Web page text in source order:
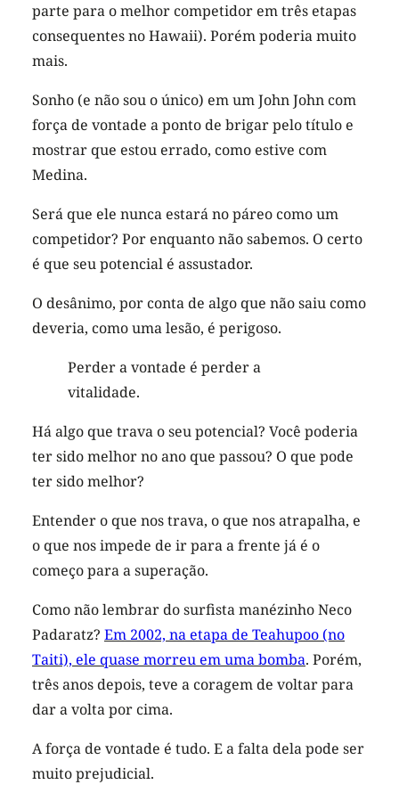
parte para o melhor competidor em três etapas
consequentes no Hawaii). Porém poderia muito
mais.
Sonho (e não sou o único) em um John John com
força de vontade a ponto de brigar pelo título e
mostrar que estou errado, como estive com
Medina.
Será que ele nunca estará no páreo como um
competidor? Por enquanto não sabemos. O certo
é que seu potencial é assustador.
O desânimo, por conta de algo que não saiu como
deveria, como uma lesão, é perigoso.
Perder a vontade é perder a
vitalidade.
Há algo que trava o seu potencial? Você poderia
ter sido melhor no ano que passou? O que pode
ter sido melhor?
Entender o que nos trava, o que nos atrapalha, e
o que nos impede de ir para a frente já é o
começo para a superação.
Como não lembrar do surfista manézinho Neco
Padaratz? Em 2002, na etapa de Teahupoo (no
Taiti), ele quase morreu em umabomba. Porém,
três anos depois, teve a coragem de voltar para
dar a volta por cima.
A força de vontade é tudo. E a falta dela pode ser
muito prejudicial.